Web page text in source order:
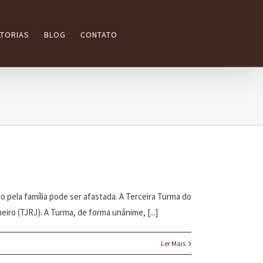
BLOG CONTATO
família pode ser afastada. A Terceira Turma do
(TJRJ). A Turma, de forma unânime, [...]
Ler Mais